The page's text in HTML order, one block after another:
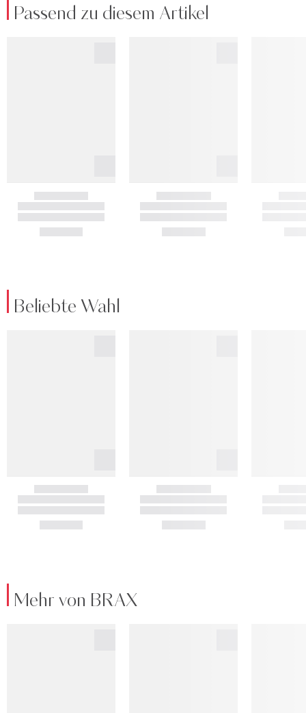
Passend zu diesem Artikel
Beliebte Wahl
Mehr von BRAX